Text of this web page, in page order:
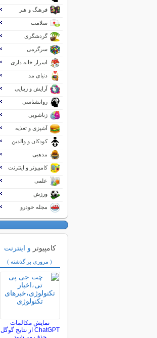
فرهنگ و هنر
سلامت
گردشگری
سرگرمی
اسرار خانه داری
دنیای مد
آرایش و زیبایی
روانشناسی
زناشویی
آشپزی و تغذیه
کودکان و والدین
مذهبی
کامپیوتر و اینترنت
علمی
ورزش
مجله خودرو
کامپیوتر و اینترنت
( مروری بر گذشته )
نمایش مکالمات
ChatGPT از نتایج گوگل